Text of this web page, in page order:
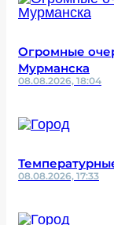
Огромные
Мурманска
08.08.2026, 18:04
08.08.2026, 17:33